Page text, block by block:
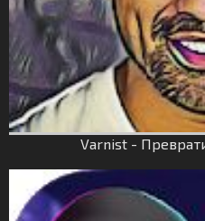
Varnist -